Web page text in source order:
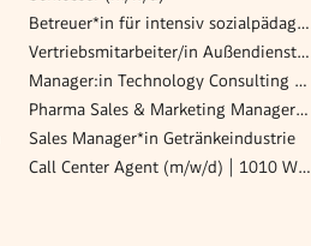
Betreuer*in für intensiv sozialpädagogische umF-Wohngruppe im Haus Sarah | Neudörfl
Vertriebsmitarbeiter/in Außendienst Tirol/Vorarlberg (w/m/x)
Manager:in Technology Consulting - Schwerpunkt: IT-Projektmanagement (Health Care/KIS)
Pharma Sales & Marketing Manager(in) (m/w/d) Österreich
Sales Manager*in Getränkeindustrie
Call Center Agent (m/w/d) | 1010 Wien